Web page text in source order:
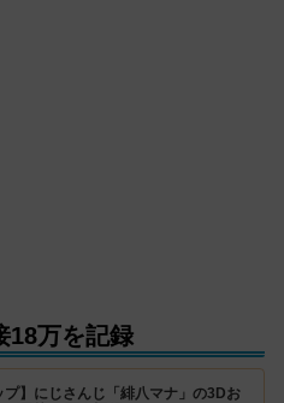
18万を記録
プ】にじさんじ「緋八マナ」の3Dお